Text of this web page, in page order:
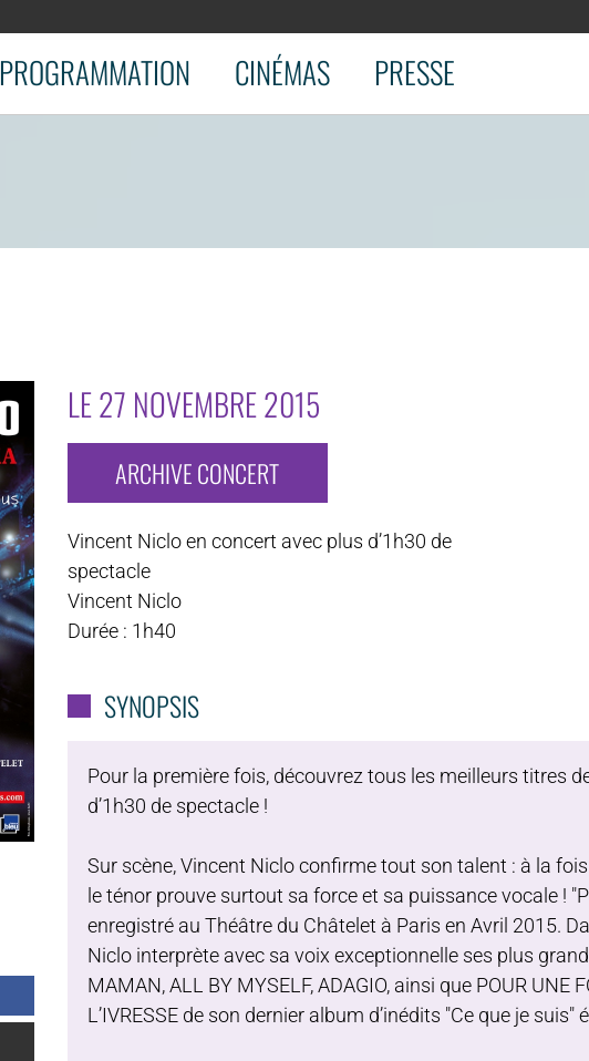
PROGRAMMATION CINÉMAS PRESSE
LE 27 NOVEMBRE 2015
ARCHIVE CONCERT
Vincent Niclo en concert avec plus d’1h30 de
spectacle
Vincent Niclo
Durée : 1h40
SYNOPSIS
Pour la première fois, découvrez tous les meilleurs titres
d’1h30 de spectacle !
Sur scène, Vincent Niclo confirme tout son talent : à la
le ténor prouve surtout sa force et sa puissance vocale !
enregistré au Théâtre du Châtelet à Paris en Avril 2015.
Niclo interprète avec sa voix exceptionnelle ses plus
MAMAN, ALL BY MYSELF, ADAGIO, ainsi que POUR UNE
L’IVRESSE de son dernier album d’inédits "Ce que je